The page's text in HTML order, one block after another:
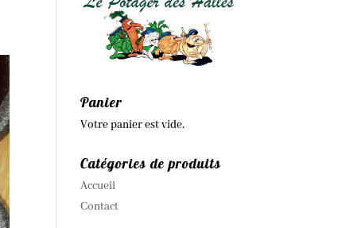
Panier
Votre panier est vide.
Catégories de produits
Accueil
Contact